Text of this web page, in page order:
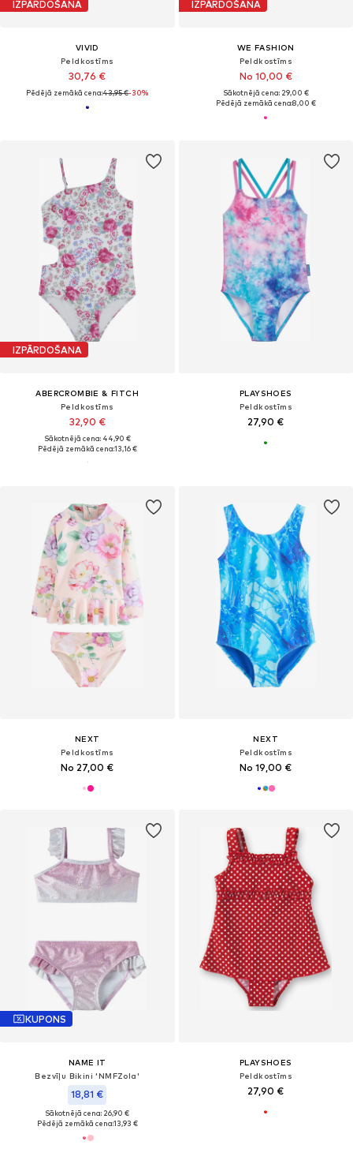
IZPĀRDOŠANA
VIVID
Peldkostīms
30,76 €
Pēdējā zemākā cena:43,95 €-30%
IZPĀRDOŠANA
WE FASHION
Peldkostīms
No 10,00 €
Sākotnējā cena: 29,00 €
Pēdējā zemākā cena:8,00 €
IZPĀRDOŠANA
ABERCROMBIE & FITCH
Peldkostīms
32,90 €
Sākotnējā cena: 44,90 €
Pēdējā zemākā cena:13,16 €
PLAYSHOES
Peldkostīms
27,90 €
NEXT
Peldkostīms
No 27,00 €
NEXT
Peldkostīms
No 19,00 €
KUPONS
NAME IT
Bezvīļu Bikini 'NMFZola'
18,81 €
Sākotnējā cena: 26,90 €
Pēdējā zemākā cena:13,93 €
PLAYSHOES
Peldkostīms
27,90 €